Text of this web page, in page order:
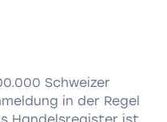
Schweizer
in der Regel